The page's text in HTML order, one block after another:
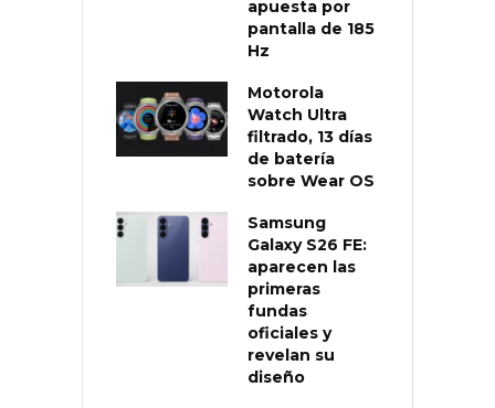
apuesta por
pantalla de 185
Hz
Motorola
Watch Ultra
filtrado, 13 días
de batería
sobre Wear OS
Samsung
Galaxy S26 FE:
aparecen las
primeras
fundas
oficiales y
revelan su
diseño